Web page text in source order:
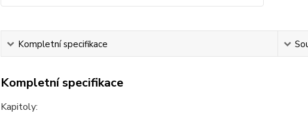
Kompletní specifikace
Kompletní specifikace
Kapitoly: